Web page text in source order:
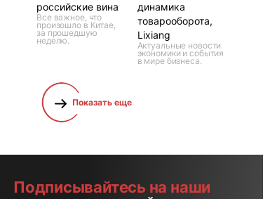
российские вина
Все важное, что
произошло в Китае,
за прошедшую
неделю.
динамика
товарооборота,
Lixiang
Актуальные новости
экономики и события
в мире бизнеса.
Показать еще
Подписывайтесь на наши